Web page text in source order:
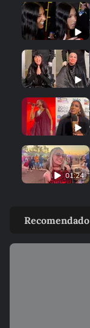
01:24
00:40